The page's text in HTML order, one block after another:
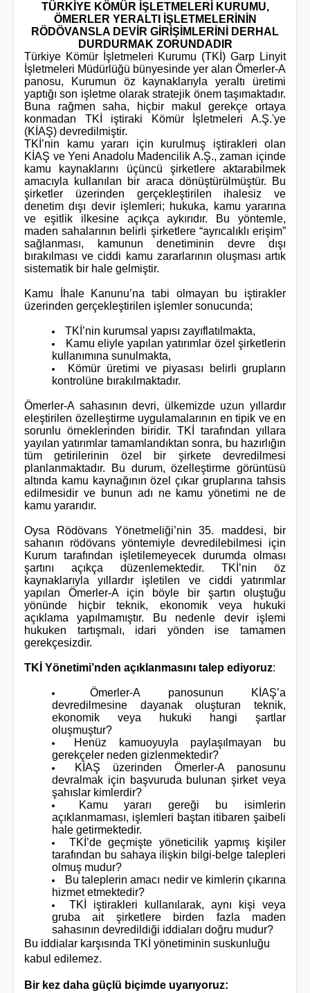
TÜRKİYE KÖMÜR İŞLETMELERİ KURUMU,
ÖMERLER YERALTI İŞLETMELERİNİN
RÖDÖVANSLA DEVİR GİRİŞİMLERİNİ DERHAL
DURDURMAK ZORUNDADIR
Türkiye Kömür İşletmeleri Kurumu (TKİ) Garp Linyit
İşletmeleri Müdürlüğü bünyesinde yer alan Ömerler-A
panosu, Kurumun öz kaynaklarıyla yeraltı üretimi
yaptığı son işletme olarak stratejik önem taşımaktadır.
Buna rağmen saha, hiçbir makul gerekçe ortaya
konmadan TKİ iştiraki Kömür İşletmeleri A.Ş.'ye
(KİAŞ) devredilmiştir.
TKİ’nin kamu yararı için kurulmuş iştirakleri olan
KİAŞ ve Yeni Anadolu Madencilik A.Ş., zaman içinde
kamu kaynaklarını üçüncü şirketlere aktarabilmek
amacıyla kullanılan bir araca dönüştürülmüştür. Bu
şirketler üzerinden gerçekleştirilen ihalesiz ve
denetim dışı devir işlemleri; hukuka, kamu yararına
ve eşitlik ilkesine açıkça aykırıdır. Bu yöntemle,
maden sahalarının belirli şirketlere “ayrıcalıklı erişim”
sağlanması, kamunun denetiminin devre dışı
bırakılması ve ciddi kamu zararlarının oluşması artık
sistematik bir hale gelmiştir.
Kamu İhale Kanunu’na tabi olmayan bu iştirakler
üzerinden gerçekleştirilen işlemler sonucunda;
TKİ’nin kurumsal yapısı zayıflatılmakta,
Kamu eliyle yapılan yatırımlar özel şirketlerin
kullanımına sunulmakta,
Kömür üretimi ve piyasası belirli grupların
kontrolüne bırakılmaktadır.
Ömerler-A sahasının devri, ülkemizde uzun yıllardır
eleştirilen özelleştirme uygulamalarının en tipik ve en
sorunlu örneklerinden biridir. TKİ tarafından yıllara
yayılan yatırımlar tamamlandıktan sonra, bu hazırlığın
tüm getirilerinin özel bir şirkete devredilmesi
planlanmaktadır. Bu durum, özelleştirme görüntüsü
altında kamu kaynağının özel çıkar gruplarına tahsis
edilmesidir ve bunun adı ne kamu yönetimi ne de
kamu yararıdır.
Oysa Rödövans Yönetmeliği’nin 35. maddesi, bir
sahanın rödövans yöntemiyle devredilebilmesi için
Kurum tarafından işletilemeyecek durumda olması
şartını açıkça düzenlemektedir. TKİ’nin öz
kaynaklarıyla yıllardır işletilen ve ciddi yatırımlar
yapılan Ömerler-A için böyle bir şartın oluştuğu
yönünde hiçbir teknik, ekonomik veya hukuki
açıklama yapılmamıştır. Bu nedenle devir işlemi
hukuken tartışmalı, idari yönden ise tamamen
gerekçesizdir.
TKİ Yönetimi’nden açıklanmasını talep ediyoruz:
Ömerler-A panosunun KİAŞ’a
devredilmesine dayanak oluşturan teknik,
ekonomik veya hukuki hangi şartlar
oluşmuştur?
Henüz kamuoyuyla paylaşılmayan bu
gerekçeler neden gizlenmektedir?
KİAŞ üzerinden Ömerler-A panosunu
devralmak için başvuruda bulunan şirket veya
şahıslar kimlerdir?
Kamu yararı gereği bu isimlerin
açıklanmaması, işlemleri baştan itibaren şaibeli
hale getirmektedir.
TKİ’de geçmişte yöneticilik yapmış kişiler
tarafından bu sahaya ilişkin bilgi-belge talepleri
olmuş mudur?
Bu taleplerin amacı nedir ve kimlerin çıkarına
hizmet etmektedir?
TKİ iştirakleri kullanılarak, aynı kişi veya
gruba ait şirketlere birden fazla maden
sahasının devredildiği iddiaları doğru mudur?
Bu iddialar karşısında TKİ yönetiminin suskunluğu
kabul edilemez.
Bir kez daha güçlü biçimde uyarıyoruz: